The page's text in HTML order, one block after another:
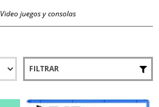
Video juegos y consolas
FILTRAR